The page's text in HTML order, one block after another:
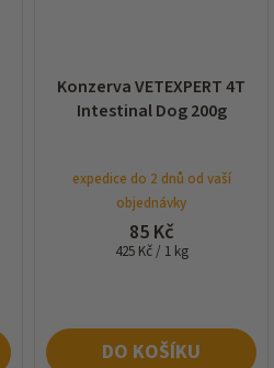
Konzerva VETEXPERT 4T
Intestinal Dog 200g
expedice do 2 dnů od vaší
objednávky
85 Kč
Měrná
425 Kč / 1 kg
DO KOŠÍKU